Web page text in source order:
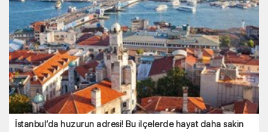
İstanbul’da huzurun adresi! Bu ilçelerde hayat daha sakin